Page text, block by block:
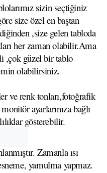
sizin seçtiğiniz
size özel en baştan
,size gelen tabloda
her zaman olabilir.Ama
,çok güzel bir tablo
olabilirsiniz.
ve renk tonları,fotoğrafik
ayarlarınıza bağlı
gösterebilir.
Zamanla ısı
yamulma yapmaz.